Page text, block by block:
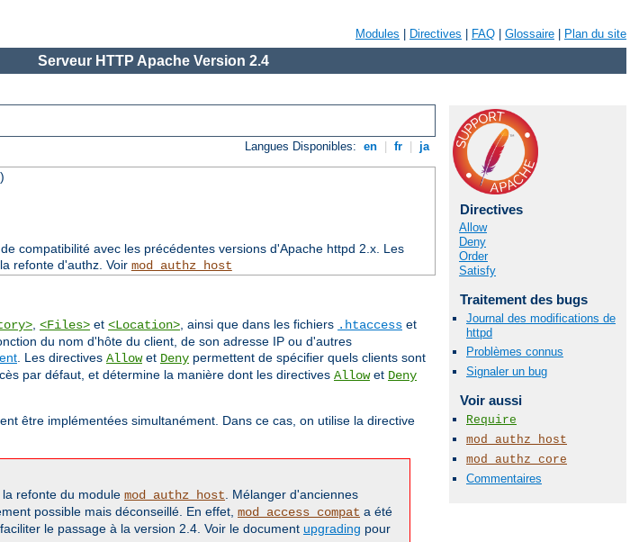
Modules Directives FAQ Glossaire Plan du site
Serveur HTTP Apache Version 2.4
Langues Disponibles: en fr ja
compatibilité avec les précédentes versions d'Apache httpd 2.x. Les
refonte d'authz. Voir mod_authz_host
, <Files> et <Location>, ainsi que dans les fichiers .htaccess et
du nom d'hôte du client, de son adresse IP ou d'autres
. Les directives Allowet Deny permettent de spécifier quels clients sont
par défaut, et détermine la manière dont les directives Allowet Deny
être implémentées simultanément. Dans ce cas, on utilise la directive
refonte du module mod_authz_host. Mélanger d'anciennes
possible mais déconseillé. En effet, mod_access_compat a été
le passage à la version 2.4. Voir le document upgrading pour
Directives
Allow
Deny
Order
Satisfy
Traitement des bugs
Journal des modifications de
httpd
Problèmes connus
Signaler un bug
Voir aussi
Require
mod_authz_host
mod_authz_core
Commentaires